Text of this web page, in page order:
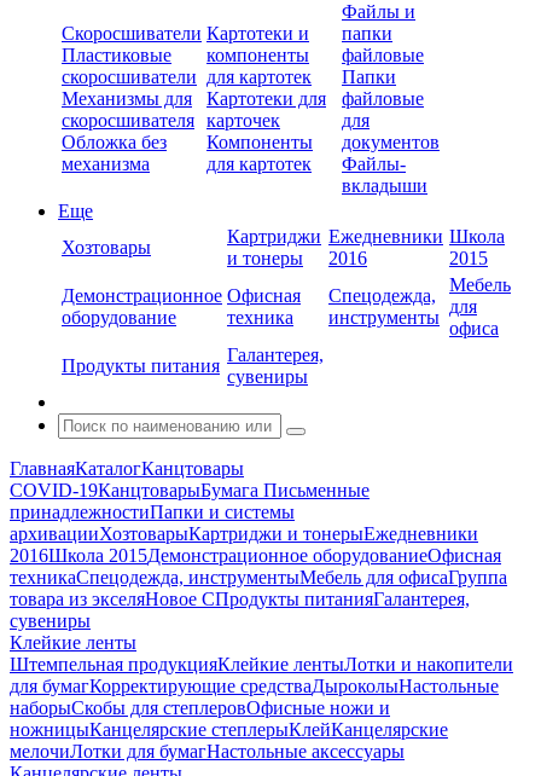
Скоросшиватели
Пластиковые
скоросшиватели
Механизмы для
скоросшивателя
Обложка без
механизма
Картотеки и
компоненты
для картотек
Картотеки для
карточек
Компоненты
для картотек
Файлы и
папки
файловые
Папки
файловые
для
документов
Файлы-
вкладыши
Еще
Хозтовары
Картриджи
и тонеры
Ежедневники
2016
Школа
2015
Демонстрационное
оборудование
Офисная
техника
Спецодежда,
инструменты
Мебель
для
офиса
Продукты питания
Галантерея,
сувениры
ГлавнаяКаталогКанцтовары
COVID-19КанцтоварыБумага Письменные
принадлежностиПапки и системы
архивацииХозтоварыКартриджи и тонерыЕжедневники
2016Школа 2015Демонстрационное оборудованиеОфисная
техникаСпецодежда, инструментыМебель для офисаГруппа
товара из экселяНовое СПродукты питанияГалантерея,
сувениры
Клейкие ленты
Штемпельная продукцияКлейкие лентыЛотки и накопители
для бумагКорректирующие средстваДыроколыНастольные
наборыСкобы для степлеровОфисные ножи и
ножницыКанцелярские степлерыКлейКанцелярские
мелочиЛотки для бумагНастольные аксессуары